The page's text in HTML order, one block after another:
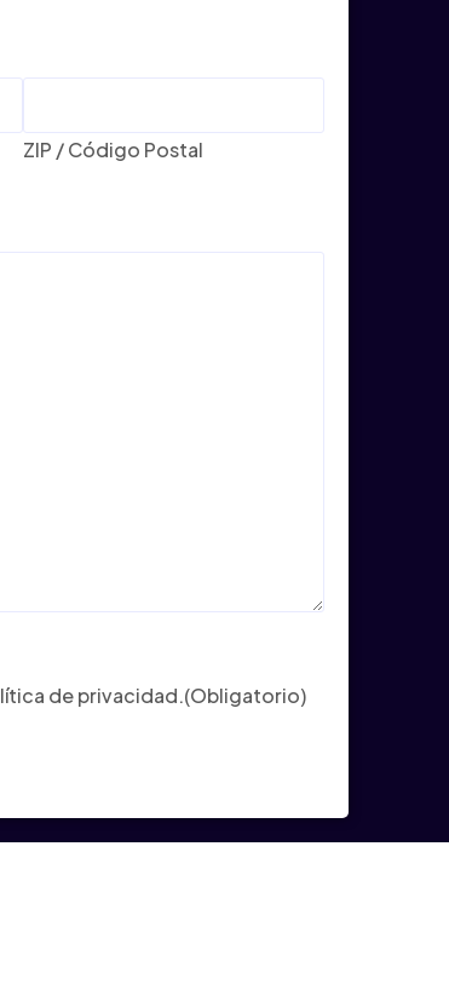
ZIP / Código Postal
de privacidad.(Obligatorio)